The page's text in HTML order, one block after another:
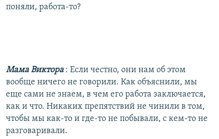
поняли, работа-то?
Мама Виктора : Если честно, они нам об этом
вообще ничего не говорили. Как объяснили, мы
еще сами не знаем, в чем его работа заключается,
как и что. Никаких препятствий не чинили в том,
чтобы мы как-то и где-то не побывали, с кем-то не
разговаривали.